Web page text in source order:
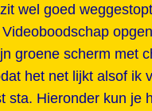
wel goed
groene scherm met
het net lijkt alsof ik
sta. Hieronder kun je